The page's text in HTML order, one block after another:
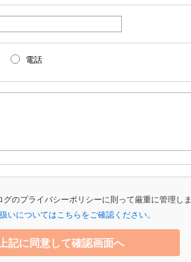
電話
のプライバシーポリシーに則って厳重に管理し
いについてはこちらをご確認ください。
上記に同意して確認画面へ